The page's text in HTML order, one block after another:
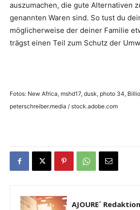
auszumachen, die gute Alternativen
genannten Waren sind. So tust du
möglicherweise der deiner Familie
trägst einen Teil zum Schutz der
Fotos: New Africa, mshd17, dusk, photo 34,
peterschreiber.media / stock.adobe.com
AJOURE´ Redaktion